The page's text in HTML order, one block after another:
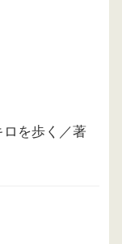
ロを歩く／著